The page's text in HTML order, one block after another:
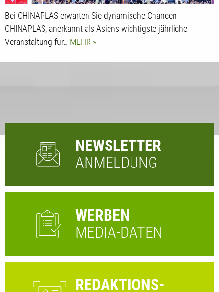
Bei CHINAPLAS erwarten Sie dynamische Chancen
CHINAPLAS, anerkannt als Asiens wichtigste jährliche
Veranstaltung für… MEHR
NEWSLETTER
ANMELDUNG
WERBEN
MEDIA-DATEN
REDAKTIONS-